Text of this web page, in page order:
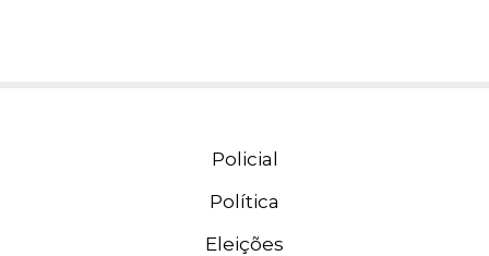
Policial
Política
Eleições